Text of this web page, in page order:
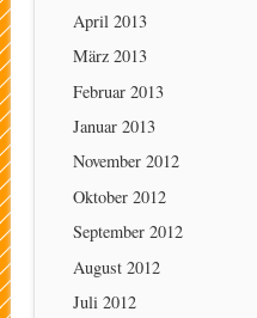
April 2013
März 2013
Februar 2013
Januar 2013
November 2012
Oktober 2012
September 2012
August 2012
Juli 2012